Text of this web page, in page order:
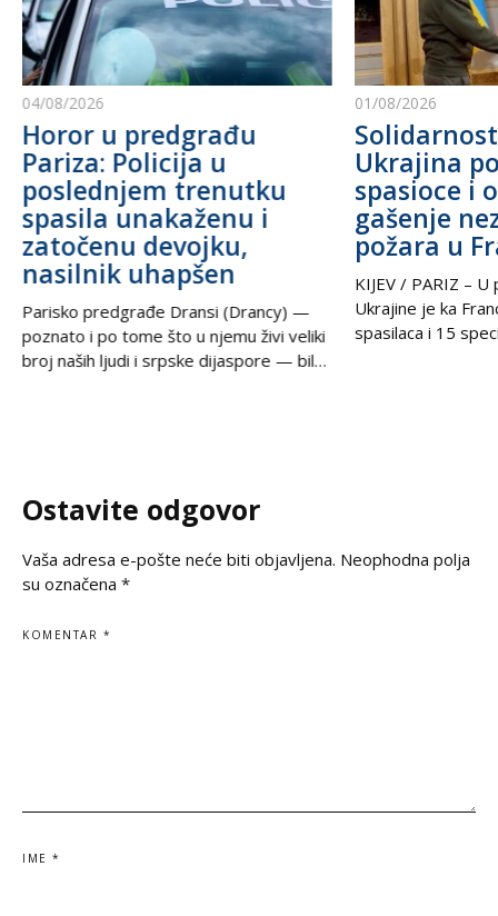
04/08/2026
Horor u predgrađu
Pariza: Policija u
poslednjem trenutku
spasila unakaženu i
zatočenu devojku,
nasilnik uhapšen
Parisko predgrađe Dransi (Drancy) —
poznato i po tome što u njemu živi veliki
broj naših ljudi i srpske dijaspore — bilo
vršnjačko i partnerovo nasilje i
01/08/2026
Ukrajina
spasioce i
gašenje
požara u
KIJEV / PARIZ –
Ukrajine je ka
spasilaca i 15
Ostavite odgovor
Vaša adresa e-pošte neće biti objavljena. Neophodna polja
su označena *
KOMENTAR *
IME *